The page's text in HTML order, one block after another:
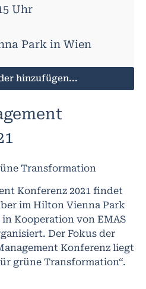
Uhr
Park in Wien
hinzufügen...
Transformation
Konferenz 2021 findet
im Hilton Vienna Park
Kooperation von EMAS
Der Fokus der
Konferenz liegt
grüne Transformation“.